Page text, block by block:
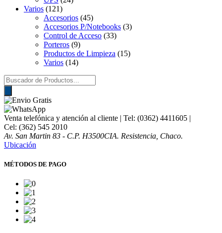
Varios (121)
Accesorios (45)
Accesorios P/Notebooks (3)
Control de Acceso (33)
Porteros (9)
Productos de Limpieza (15)
Varios (14)
Búsqueda
de
productos
Venta telefónica y atención al cliente | Tel: (0362) 4411605 |
Cel: (362) 545 2010
Av. San Martin 83 - C.P. H3500CIA. Resistencia, Chaco.
Ubicación
MÉTODOS DE PAGO